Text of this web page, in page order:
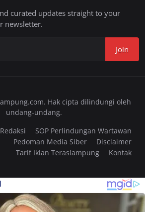
curated updates straight to your
newsletter.
Join
Hak cipta dilindungi oleh
undang-undang.
Redaksi
SOP Perlindungan Wartawan
Pedoman Media Siber
Disclaimer
Tarif Iklan Teraslampung
Kontak